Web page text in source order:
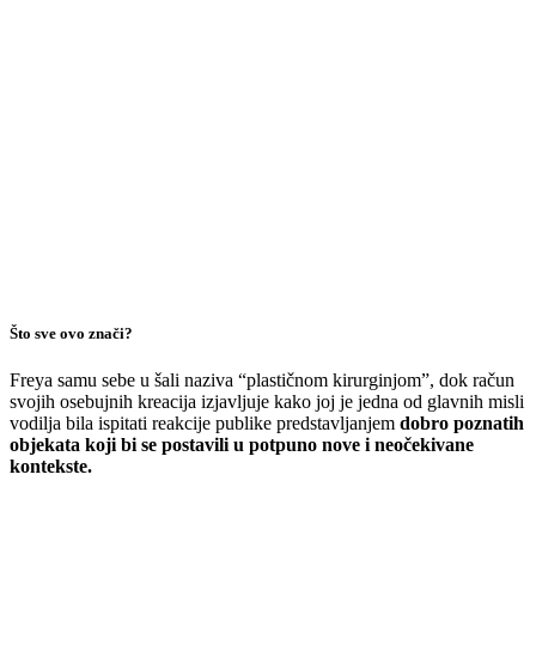
Što sve ovo znači?
Freya samu sebe u šali naziva “plastičnom kirurginjom”, dok račun
svojih osebujnih kreacija izjavljuje kako joj je jedna od glavnih misli
vodilja bila ispitati reakcije publike predstavljanjem dobro poznatih
objekata koji bi se postavili u potpuno nove i neočekivane
kontekste.